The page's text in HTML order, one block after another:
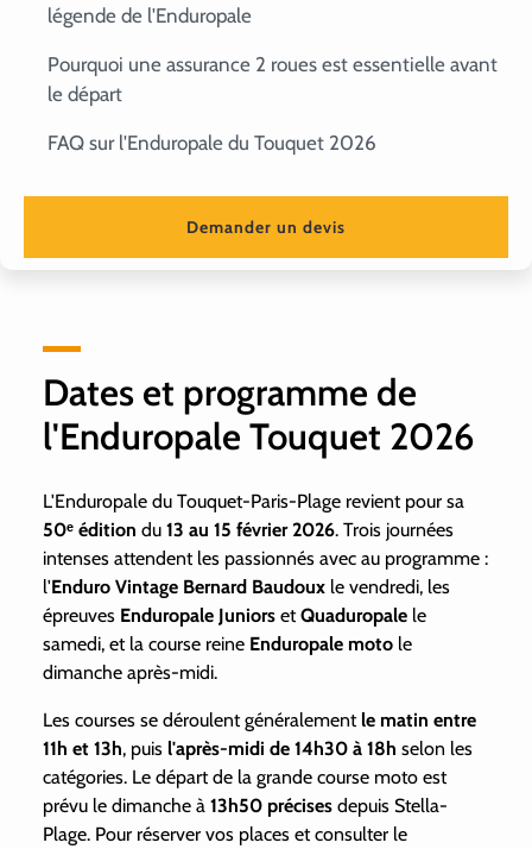
légende de l'Enduropale
Pourquoi une assurance 2 roues est essentielle avant
le départ
FAQ sur l'Enduropale du Touquet 2026
Demander un devis
Dates et programme de
l'Enduropale Touquet 2026
L'Enduropale du Touquet-Paris-Plage revient pour sa
50ᵉ édition du 13 au 15 février 2026. Trois journées
intenses attendent les passionnés avec au programme :
l'Enduro Vintage Bernard Baudoux le vendredi, les
épreuves Enduropale Juniors etQuaduropale le
samedi, et la course reine Enduropale moto le
dimanche après-midi.
Les courses se déroulent généralement le matin entre
11h et 13h, puis l'après-midi de 14h30 à 18h selon les
catégories. Le départ de la grande course moto est
prévu le dimanche à 13h50 précises depuis Stella-
Plage. Pour réserver vos places et consulter le